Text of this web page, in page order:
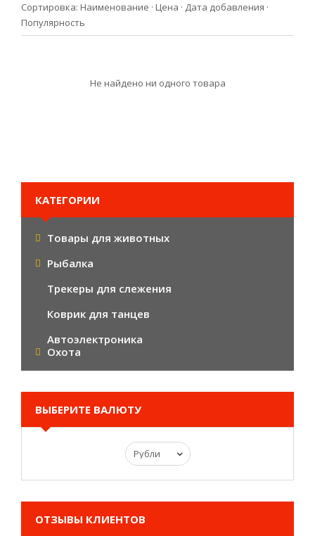
Сортировка: Наименование · Цена · Дата добавления ·
Популярность
Не найдено ни одного товара
КАТЕГОРИИ
Товары для животных
Рыбалка
Трекеры для слежения
Коврик для танцев
Автоэлектроника
Охота
ВЫБЕРИТЕ ВАЛЮТУ
ОТЗЫВЫ КЛИЕНТОВ